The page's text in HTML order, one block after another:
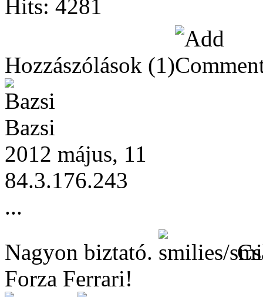
Hits: 4281
Hozzászólások (1)
Bazsi
2012 május, 11
84.3.176.243
...
Nagyon biztató.
Forza Ferrari!